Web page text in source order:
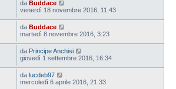
da Buddace
venerdì 18 novembre 2016, 11:43
da Buddace
martedì 8 novembre 2016, 3:23
da Principe Anchisi
giovedì 1 settembre 2016, 16:34
da lucdeb97
mercoledì 6 aprile 2016, 21:33